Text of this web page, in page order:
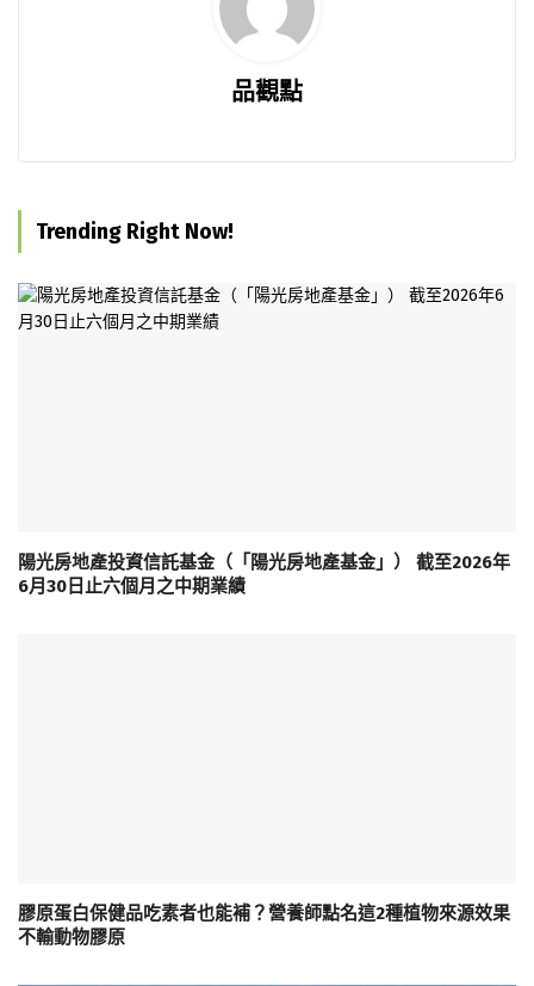
品觀點
Trending Right Now!
陽光房地產投資信託基金（「陽光房地產基金」） 截至2026年
6月30日止六個月之中期業績
膠原蛋白保健品吃素者也能補？營養師點名這2種植物來源效果
不輸動物膠原